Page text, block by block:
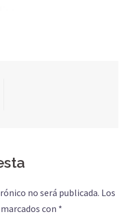
no será publicada. Los
con *